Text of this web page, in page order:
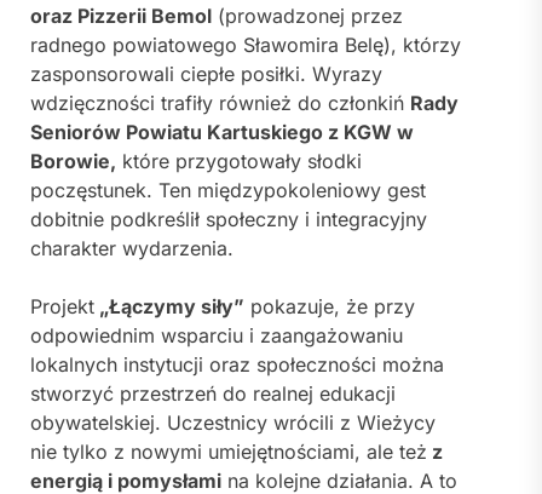
oraz Pizzerii Bemol (prowadzonej przez
radnego powiatowego Sławomira Belę), którzy
zasponsorowali ciepłe posiłki. Wyrazy
wdzięczności trafiły również do członkiń Rady
Seniorów Powiatu Kartuskiego z KGW w
Borowie, które przygotowały słodki
poczęstunek. Ten międzypokoleniowy gest
dobitnie podkreślił społeczny i integracyjny
charakter wydarzenia.
Projekt „Łączymy siły” pokazuje, że przy
odpowiednim wsparciu i zaangażowaniu
lokalnych instytucji oraz społeczności można
stworzyć przestrzeń do realnej edukacji
obywatelskiej. Uczestnicy wrócili z Wieżycy
nie tylko z nowymi umiejętnościami, ale też z
energią i pomysłami na kolejne działania. A to